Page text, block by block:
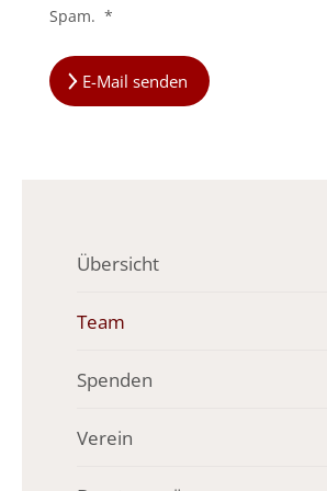
Spam. *
E-Mail senden
Übersicht
Team
Spenden
Verein